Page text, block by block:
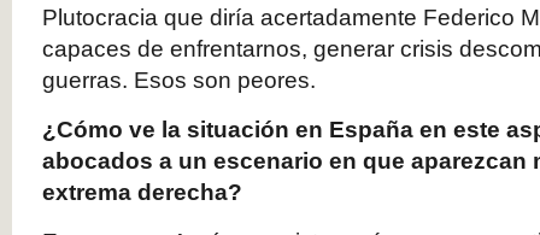
Plutocracia que diría acertadamente Federico
capaces de enfrentarnos, generar crisis
guerras. Esos son peores.
¿Cómo ve la situación en España en este
abocados a un escenario en que aparezcan
extrema derecha?